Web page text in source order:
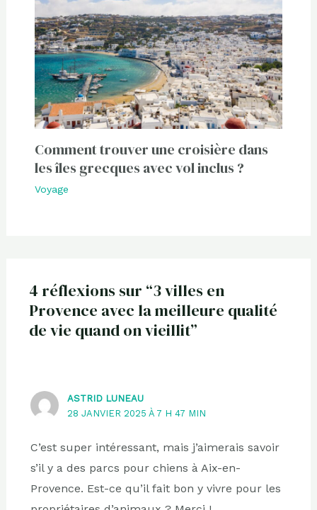
Comment trouver une croisière dans
les îles grecques avec vol inclus ?
Voyage
4 réflexions sur “3 villes en
Provence avec la meilleure qualité
de vie quand on vieillit”
ASTRID LUNEAU
28 JANVIER 2025 À 7 H 47 MIN
C’est super intéressant, mais j’aimerais savoir
s’il y a des parcs pour chiens à Aix-en-
Provence. Est-ce qu’il fait bon y vivre pour les